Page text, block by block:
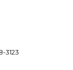
3123